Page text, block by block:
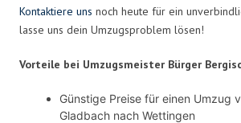
Kontaktiere uns noch heute für ein
lasse uns dein Umzugsproblem lösen!
Vorteile bei Umzugsmeister Bürger
Günstige Preise für einen Umzug
Gladbach nach Wettingen